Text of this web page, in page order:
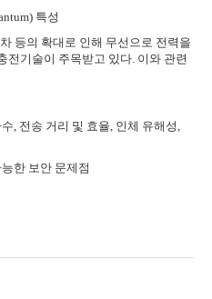
특성
등의 확대로 인해 무선으로 전력을
전기술이 주목받고 있다. 이와 관련
, 전송 거리 및 효율, 인체 유해성,
한 보안 문제점